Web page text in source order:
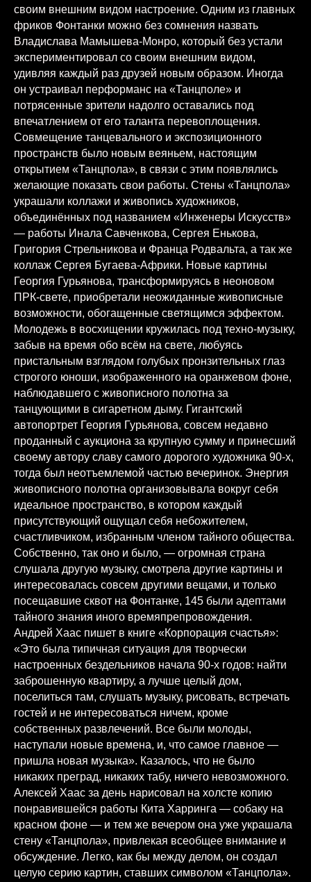
своим внешним видом настроение. Одним из главных
фриков Фонтанки можно без сомнения назвать
Владислава Мамышева-Монро, который без устали
экспериментировал со своим внешним видом,
удивляя каждый раз друзей новым образом. Иногда
он устраивал перформанс на «Танцполе» и
потрясенные зрители надолго оставались под
впечатлением от его таланта перевоплощения.
Совмещение танцевального и экспозиционного
пространств было новым веяньем, настоящим
открытием «Танцпола», в связи с этим появлялись
желающие показать свои работы. Стены «Танцпола»
украшали коллажи и живопись художников,
объединённых под названием «Инженеры Искусств»
— работы Инала Савченкова, Сергея Енькова,
Григория Стрельникова и Франца Родвальта, а так же
коллаж Сергея Бугаева-Африки. Новые картины
Георгия Гурьянова, трансформируясь в неоновом
ПРК-свете, приобретали неожиданные живописные
возможности, обогащенные светящимся эффектом.
Молодежь в восхищении кружилась под техно-музыку,
забыв на время обо всём на свете, любуясь
пристальным взглядом голубых пронзительных глаз
строгого юноши, изображенного на оранжевом фоне,
наблюдавшего с живописного полотна за
танцующими в сигаретном дыму. Гигантский
автопортрет Георгия Гурьянова, совсем недавно
проданный с аукциона за крупную сумму и принесший
своему автору славу самого дорогого художника 90-х,
тогда был неотъемлемой частью вечеринок. Энергия
живописного полотна организовывала вокруг себя
идеальное пространство, в котором каждый
присутствующий ощущал себя небожителем,
счастливчиком, избранным членом тайного общества.
Собственно, так оно и было, — огромная страна
слушала другую музыку, смотрела другие картины и
интересовалась совсем другими вещами, и только
посещавшие сквот на Фонтанке, 145 были адептами
тайного знания иного времяпрепровождения.
Андрей Хаас пишет в книге «Корпорация счастья»:
«Это была типичная ситуация для творчески
настроенных бездельников начала 90-х годов: найти
заброшенную квартиру, а лучше целый дом,
поселиться там, слушать музыку, рисовать, встречать
гостей и не интересоваться ничем, кроме
собственных развлечений. Все были молоды,
наступали новые времена, и, что самое главное —
пришла новая музыка». Казалось, что не было
никаких преград, никаких табу, ничего невозможного.
Алексей Хаас за день нарисовал на холсте копию
понравившейся работы Кита Харринга — собаку на
красном фоне — и тем же вечером она уже украшала
стену «Танцпола», привлекая всеобщее внимание и
обсуждение. Легко, как бы между делом, он создал
целую серию картин, ставших символом «Танцпола».